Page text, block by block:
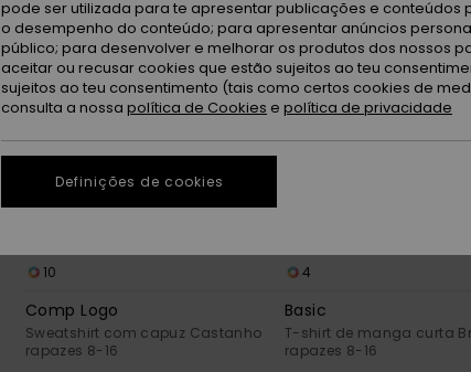
10
Comp Logo
Sweatshirt com capuz Castanho
rapazes 8-16
4
Basic
T-shirt de manga curta
rapazes 8-16
pode ser utilizada para te apresentar publicações e
o desempenho do conteúdo; para apresentar anúncios
público; para desenvolver e melhorar os produtos dos nossos
aceitar ou recusar cookies que estão sujeitos ao teu
sujeitos ao teu consentimento (tais como certos cookies de
consulta a nossa política de Cookies e política de privacidade
Definições de cookies